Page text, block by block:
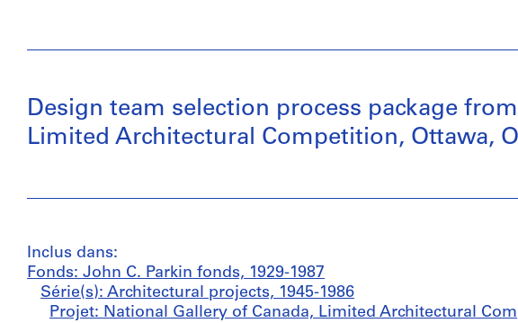
Design team selection process package
Limited Architectural Competition, Ottawa,
Inclus dans:
Fonds: John C. Parkin fonds, 1929-1987
Série(s): Architectural projects, 1945-1986
Projet: National Gallery of Canada, Limited Architectural